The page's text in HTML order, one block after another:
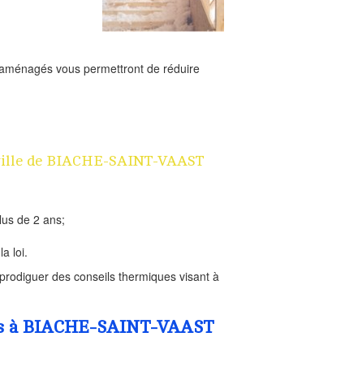
vous permettront de réduire
de BIACHE-SAINT-VAAST
de 2 ans;
loi.
des conseils thermiques visant à
BIACHE-SAINT-VAAST